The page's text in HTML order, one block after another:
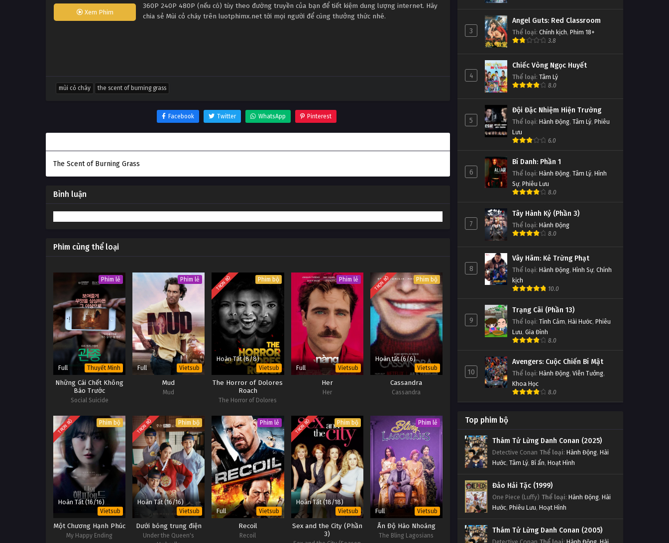
Xem Phim
360P 240P 480P (nếu có) tùy theo đường truyền của bạn để tiết kiệm dung lượng internet. Hãy
chia sẻ Mùi cỏ cháy trên luotphimx.net tới mọi người để cùng thưởng thức nhé.
mùi cỏ cháy the scent of burning grass
Facebook Twitter WhatsApp Pinterest
The Scent of Burning Grass
Bình luận
Phim cùng thể loại
Phim lẻ
Full Thuyết Minh
Những Cái Chết Không
Báo Trước
Social Suicide
Phim lẻ
Full Vietsub
Mud
Mud
TRỌN BỘ Phim bộ
Hoàn Tất (8/8)
Vietsub
The Horror of Dolores
Roach
The Horror of Dolores
Phim lẻ
Full Vietsub
Her
Her
TRỌN BỘ Phim bộ
Hoàn tất (6/6)
Vietsub
Cassandra
Cassandra
TRỌN BỘ Phim bộ
Hoàn Tất (16/16)
Vietsub
Một Chương Hạnh Phúc
My Happy Ending
TRỌN BỘ Phim bộ
Hoàn Tất (16/16)
Vietsub
Dưới bóng trung điện
Under the Queen's
Phim lẻ
Full Vietsub
Recoil
Recoil
TRỌN BỘ Phim bộ
Hoàn Tất (18/18)
Vietsub
Sex and the City (Phần
3)
Phim lẻ
Full Vietsub
Ấn Độ Hào Nhoáng
The Bling Lagosians
3
Angel Guts: Red Classroom
Thể loại: Chính kịch, Phim 18+
3.8
4
Chiếc Vòng Ngọc Huyết
Thể loại: Tâm Lý
8.0
5
Đội Đặc Nhiệm Hiện Trường
Thể loại: Hành Động, Tâm Lý, Phiêu
Lưu
6.0
6
Bí Danh: Phần 1
Thể loại: Hành Động, Tâm Lý, Hình
Sự, Phiêu Lưu
8.0
7
Tây Hành Kỷ (Phần 3)
Thể loại: Hành Động
8.0
8
Vây Hãm: Kẻ Trừng Phạt
Thể loại: Hành Động, Hình Sự, Chính
kịch
10.0
9
Trạng Cãi (Phần 13)
Thể loại: Tình Cảm, Hài Hước, Phiêu
Lưu, Gia Đình
8.0
10
Avengers: Cuộc Chiến Bí Mật
Thể loại: Hành Động, Viễn Tưởng,
Khoa Học
8.0
Top phim bộ
Thám Tử Lừng Danh Conan (2025)
Detective Conan Thể loại: Hành Động, Hài
Hước, Tâm Lý, Bí ẩn, Hoạt Hình
Đảo Hải Tặc (1999)
One Piece (Luffy) Thể loại: Hành Động, Hài
Hước, Phiêu Lưu, Hoạt Hình
Thám Tử Lừng Danh Conan (2005)